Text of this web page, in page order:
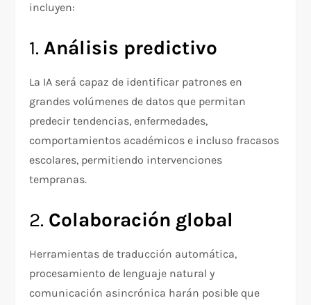
incluyen:
1.Análisis predictivo
La IA será capaz de identificar patrones en
grandes volúmenes de datos que permitan
predecir tendencias, enfermedades,
comportamientos académicos e incluso fracasos
escolares, permitiendo intervenciones
tempranas.
2. Colaboración global
Herramientas de traducción automática,
procesamiento de lenguaje natural y
comunicación asincrónica harán posible que